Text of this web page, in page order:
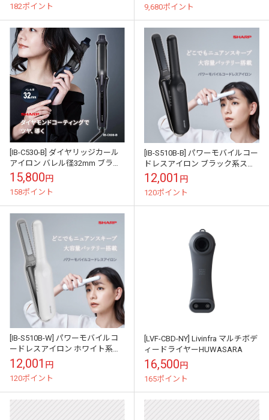
182ポイント 9,680ポイント
[IB-C530-B] ダイヤリッジカール
アイロン バレル径32mm ブラッ
ク系ミッドナイトブラック★
15,800円
158ポイント
[IB-S510B-B] パワーモバイルコー
ドレスアイロン ブラック系スム
ースブラック★
12,001 円
120ポイント
[IB-S510B-W] パワーモバイルコ
ードレスアイロン ホワイト系ル
ミナスホワイト★
12,001 円
120ポイント
[LVF-CBD-NY] Livinfra マルチボデ
ィードライヤーHUWASARA
16,500円
165ポイント